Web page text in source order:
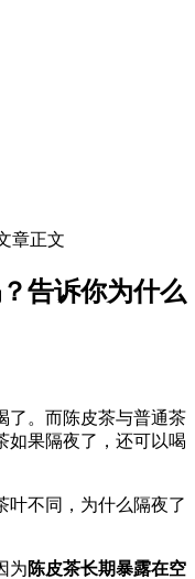
章正文
告诉你为什么
了。而陈皮茶与普通茶
如果隔夜了，还可以喝
叶不同，为什么隔夜了
为陈皮茶长期暴露在空